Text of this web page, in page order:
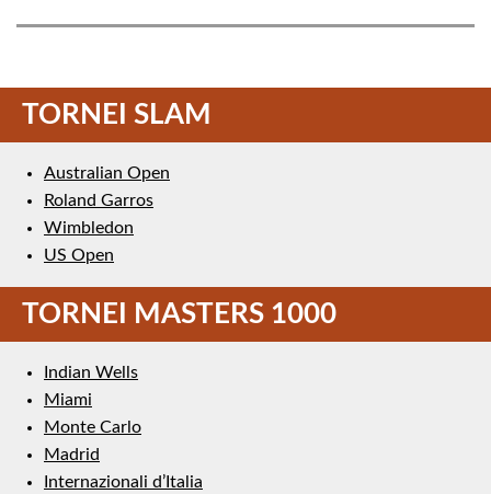
TORNEI SLAM
Australian Open
Roland Garros
Wimbledon
US Open
TORNEI MASTERS 1000
Indian Wells
Miami
Monte Carlo
Madrid
Internazionali d’Italia